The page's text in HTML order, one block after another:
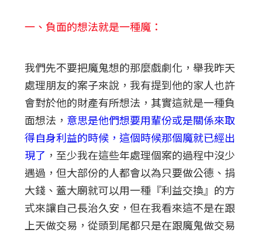
一、負面的想法就是一種魔：
我們先不要把魔鬼想的那麼戲劇化，舉我昨天
處理朋友的案子來說，我有提到他的家人也許
會對於他的財產有所想法，其實這就是一種負
面想法， 意思是他們想要用輩份或是關係來取
得自身利益的時候，這個時候那個魔就已經出
現了 ，至少我在這些年處理個案的過程中沒少
遇過，但大部份的人都會以為只要做公德、捐
大錢、蓋大廟就可以用一種『利益交換』的方
式來讓自己長治久安，但在我看來這不是在跟
上天做交易，從頭到尾都只是在跟魔鬼做交易